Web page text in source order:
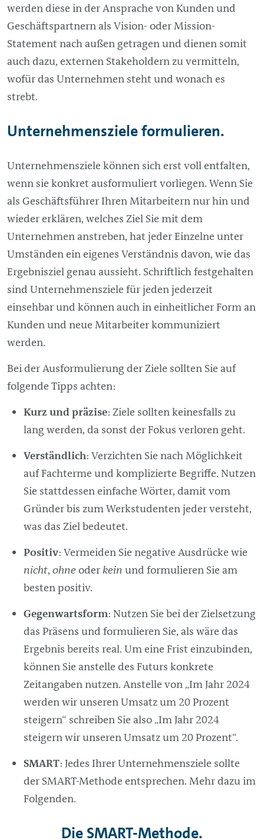
werden diese in der Ansprache von Kunden und
Geschäftspartnern als Vision- oder Mission-
Statement nach außen getragen und dienen somit
auch dazu, externen Stakeholdern zu vermitteln,
wofür das Unternehmen steht und wonach es
strebt.
Unternehmensziele formulieren.
Unternehmensziele können sich erst voll entfalten,
wenn sie konkret ausformuliert vorliegen. Wenn Sie
als Geschäftsführer Ihren Mitarbeitern nur hin und
wieder erklären, welches Ziel Sie mit dem
Unternehmen anstreben, hat jeder Einzelne unter
Umständen ein eigenes Verständnis davon, wie das
Ergebnisziel genau aussieht. Schriftlich festgehalten
sind Unternehmensziele für jeden jederzeit
einsehbar und können auch in einheitlicher Form an
Kunden und neue Mitarbeiter kommuniziert
werden.
Bei der Ausformulierung der Ziele sollten Sie auf
folgende Tipps achten:
Kurz und präzise: Ziele sollten keinesfalls zu
lang werden, da sonst der Fokus verloren geht.
Verständlich: Verzichten Sie nach Möglichkeit
auf Fachterme und komplizierte Begriffe. Nutzen
Sie stattdessen einfache Wörter, damit vom
Gründer bis zum Werkstudenten jeder versteht,
was das Ziel bedeutet.
Positiv: Vermeiden Sie negative Ausdrücke wie
nicht, ohne oderkein und formulieren Sie am
besten positiv.
Gegenwartsform: Nutzen Sie bei der Zielsetzung
das Präsens und formulieren Sie, als wäre das
Ergebnis bereits real. Um eine Frist einzubinden,
können Sie anstelle des Futurs konkrete
Zeitangaben nutzen. Anstelle von „Im Jahr 2024
werden wir unseren Umsatz um 20 Prozent
steigern“ schreiben Sie also „Im Jahr 2024
steigern wir unseren Umsatz um 20 Prozent“.
SMART: Jedes Ihrer Unternehmensziele sollte
der SMART-Methode entsprechen. Mehr dazu im
Folgenden.
Die SMART-Methode.